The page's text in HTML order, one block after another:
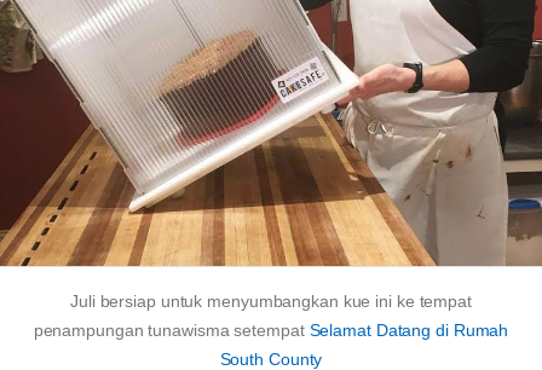
Juli bersiap untuk menyumbangkan kue ini ke tempat
penampungan tunawisma setempat Selamat Datang di Rumah
South County